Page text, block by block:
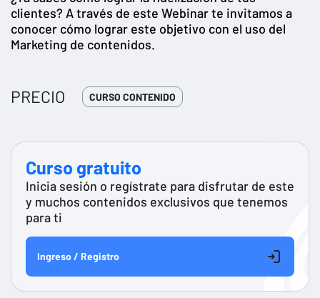
clientes? A través de este Webinar te invitamos a
conocer cómo lograr este objetivo con el uso del
Marketing de contenidos.
PRECIO CURSO CONTENIDO
Curso gratuito
Inicia sesión o regístrate para disfrutar de este
y muchos contenidos exclusivos que tenemos
para ti
Ingreso / Registro